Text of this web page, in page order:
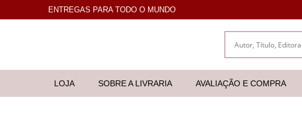
ENTREGAS PARA TODO O MUNDO
LOJA SOBRE A LIVRARIA AVALIAÇÃO E COMPRA